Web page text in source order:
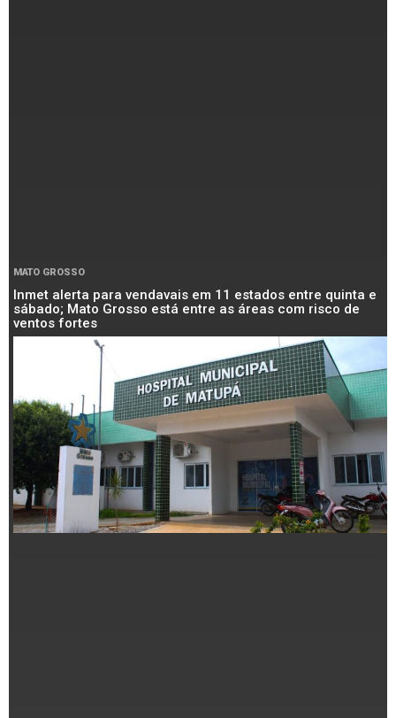
MATO GROSSO
Inmet alerta para vendavais em 11 estados entre quinta e
sábado; Mato Grosso está entre as áreas com risco de
ventos fortes